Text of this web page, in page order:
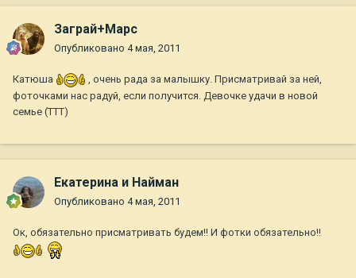
Заграй+Марс
Опубликовано 4 мая, 2011
Катюша
, очень рада за малышку. Присматривай за ней,
фоточками нас радуй, если получится. Девочке удачи в новой
семье (ТТТ)
Екатерина и Найман
Опубликовано 4 мая, 2011
Ок, обязательно присматривать будем!! И фотки обязательно!!